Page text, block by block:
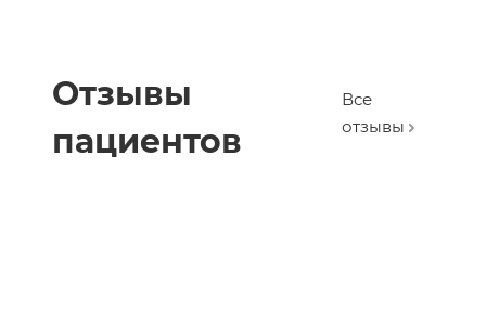
Отзывы
пациентов
Все
отзывы